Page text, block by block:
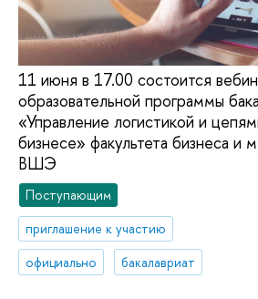
11 июня в 17.00 состоится
образовательной программы
«Управление логистикой и
бизнесе» факультета бизнеса
ВШЭ
Поступающим
приглашение к участию
официально
бакалавриат